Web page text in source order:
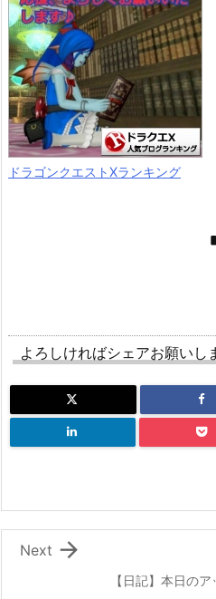
ドラゴンクエストXランキング
よろしければシェアお願いし
【日記】本日の

Next